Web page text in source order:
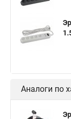
Аналоги по